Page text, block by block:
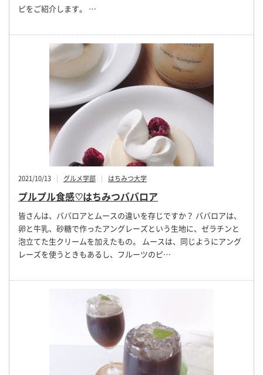
ピをご紹介します。 …
2021/10/13 グルメ学部 はちみつ大学
プルプル食感♡はちみつババロア
皆さんは、ババロアとムースの違いを存じですか？ ババロアは、
卵と牛乳、砂糖で作ったアングレーズという生地に、ゼラチンと
泡立てた生クリームを加えたもの。 ムースは、同じようにアング
レーズを使うときもあるし、フルーツのピ…